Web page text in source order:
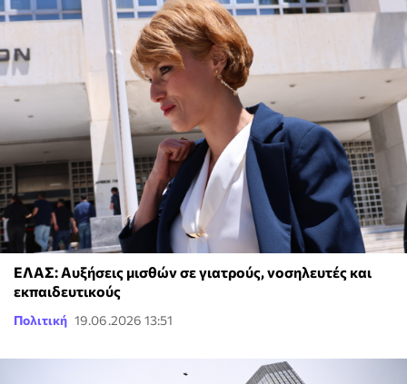
ΕΛΑΣ: Αυξήσεις μισθών σε γιατρούς, νοσηλευτές και
εκπαιδευτικούς
Πολιτική 19.06.2026 13:51